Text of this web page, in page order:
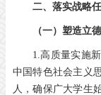
二、落实战略
（一）塑造立
1.高质量实施
中国特色社会主义
人，确保广大学生